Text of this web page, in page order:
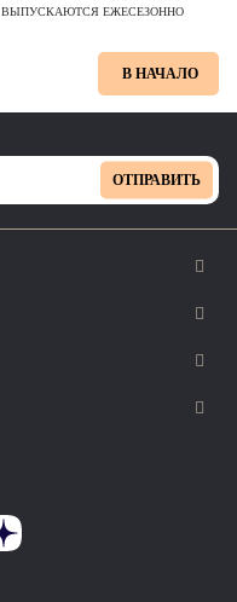
ВЫПУСКАЮТСЯ ЕЖЕСЕЗОННО
В НАЧАЛО
ОТПРАВИТЬ